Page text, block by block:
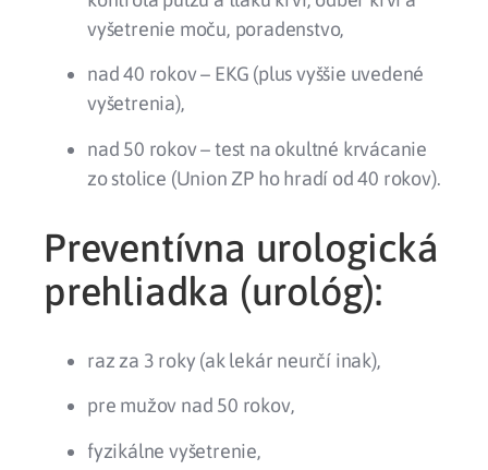
vyšetrenie moču, poradenstvo,
nad 40 rokov – EKG (plus vyššie uvedené
vyšetrenia),
nad 50 rokov – test na okultné krvácanie
zo stolice (Union ZP ho hradí od 40 rokov).
Preventívna urologická
prehliadka (urológ):
raz za 3 roky (ak lekár neurčí inak),
pre mužov nad 50 rokov,
fyzikálne vyšetrenie,